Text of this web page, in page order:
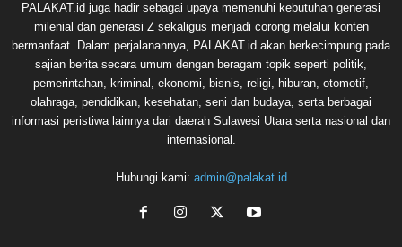
PALAKAT.id juga hadir sebagai upaya memenuhi kebutuhan generasi
milenial dan generasi Z sekaligus menjadi corong melalui konten
bermanfaat. Dalam perjalanannya, PALAKAT.id akan berkecimpung pada
sajian berita secara umum dengan beragam topik seperti politik,
pemerintahan, kriminal, ekonomi, bisnis, religi, hiburan, otomotif,
olahraga, pendidikan, kesehatan, seni dan budaya, serta berbagai
informasi peristiwa lainnya dari daerah Sulawesi Utara serta nasional dan
internasional.
Hubungi kami: admin@palakat.id